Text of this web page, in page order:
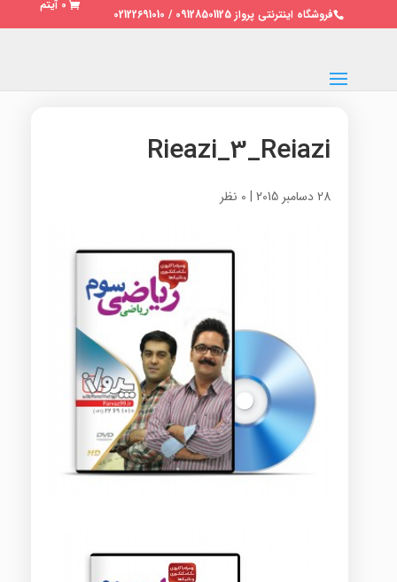
فروشگاه اینترنتی پرواز 09128501125 / 02122691010
0 آیتم
Rieazi_3_Reiazi
28 دسامبر 2015 | 0 نظر